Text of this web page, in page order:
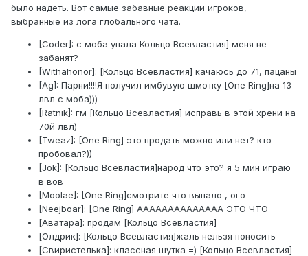
было надеть. Вот самые забавные реакции игроков,
выбранные из лога глобального чата.
[Coder]: с моба упала Кольцо Всевластия] меня не
забанят?
[Withahonor]: [Кольцо Всевластия] качаюсь до 71, пацаны
[Ag]: Парни!!!!Я получил имбувую шмотку [One Ring]на 13
лвл с моба)))
[Ratnik]: гм [Кольцо Всевластия] исправь в этой хрени на
70й лвл)
[Tweaz]: [One Ring] это продать можно или нет? кто
пробовал?))
[Jok]: [Кольцо Всевластия]народ что это? я 5 мин играю
в вов
[Moolae]: [One Ring]смотрите что выпало , ого
[Neejboar]: [One Ring] АААААААААААААА ЭТО ЧТО
[Аватара]: продам [Кольцо Всевластия]
[Олдрик]: [Кольцо Всевластия]жаль нельзя поносить
[Свиристелька]: классная шутка =) [Кольцо Всевластия]